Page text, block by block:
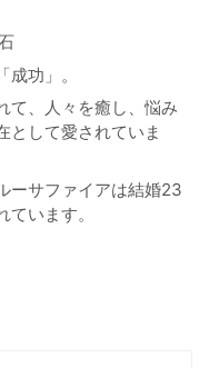
功」。
て、人々を癒し、悩み
として愛されていま
ーサファイアは結婚23
います。